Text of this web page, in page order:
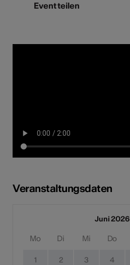
Event teilen
Veranstaltungsdaten
Juni 2026
Mo Di Mi Do
1 2 3 4